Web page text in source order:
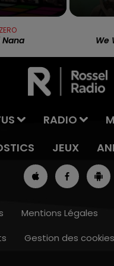
- 10h00
Nana We
RADIO
JEUX
Mentions Légales
Gestion des cookies